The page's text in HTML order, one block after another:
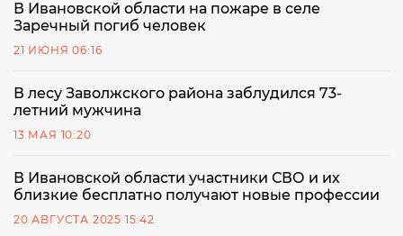
В Ивановской области на пожаре в селе
Заречный погиб человек
21 ИЮНЯ 06:16
В лесу Заволжского района заблудился 73-
летний мужчина
13 МАЯ 10:20
В Ивановской области участники СВО и их
близкие бесплатно получают новые профессии
20 АВГУСТА 2025 15:42